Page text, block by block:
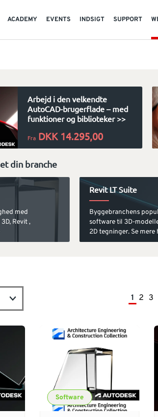
ACADEMY EVENTS INDSIGT SUPPORT
Arbejd i den velkendte
AutoCAD-brugerflade – med
funktioner og biblioteker >>
FraDKK 14.295,00
din branche
med
Revit ,
Revit LT Suite
Byggebranchens
software til 3D-
2D tegninger. Se mere
1 2 3
Software